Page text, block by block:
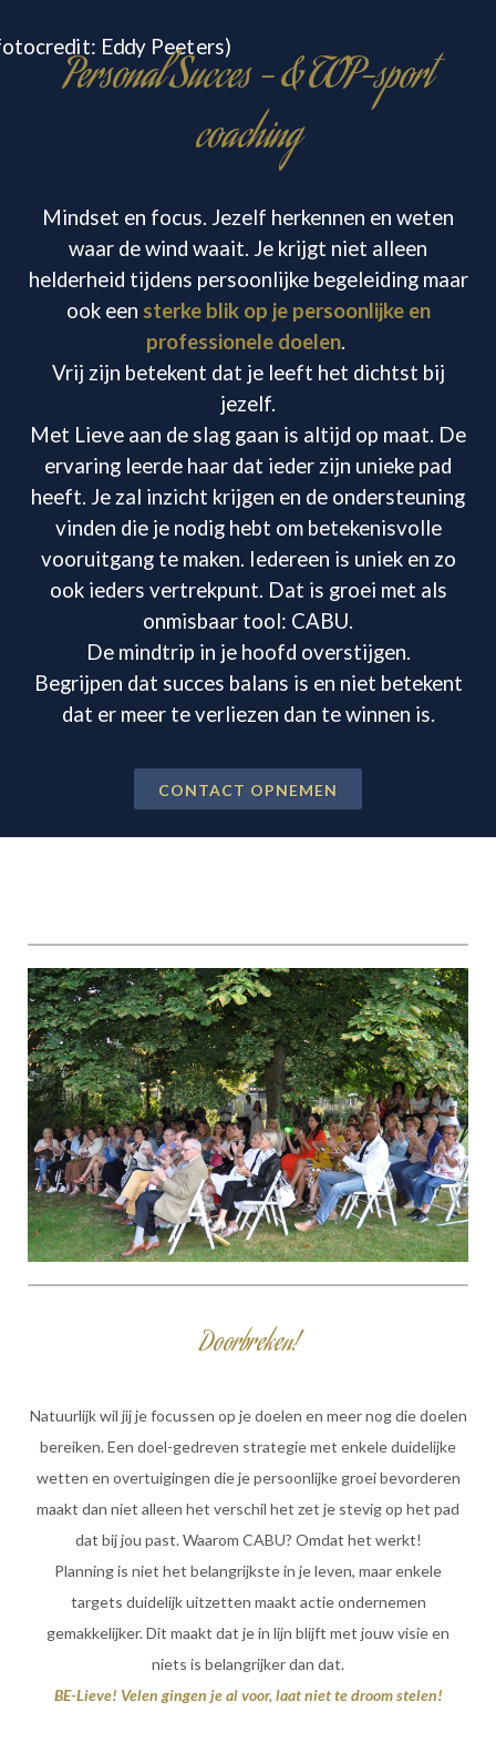
Eddy Peeters)
Personal Succes - & TOP-sport
coaching
Mindset en focus. Jezelf herkennen en weten
waar de wind waait. Je krijgt niet alleen
helderheid tijdens persoonlijke begeleiding maar
ook een sterke blik op je persoonlijke en
professionele doelen.
Vrij zijn betekent dat je leeft het dichtst bij
jezelf.
Met Lieve aan de slag gaan is altijd op maat. De
ervaring leerde haar dat ieder zijn unieke pad
heeft. Je zal inzicht krijgen en de ondersteuning
vinden die je nodig hebt om betekenisvolle
vooruitgang te maken. Iedereen is uniek en zo
ook ieders vertrekpunt. Dat is groei met als
onmisbaar tool: CABU.
De mindtrip in je hoofd overstijgen.
Begrijpen dat succes balans is en niet betekent
dat er meer te verliezen dan te winnen is.
CONTACT OPNEMEN
Doorbreken!
Natuurlijk wil jij je focussen op je doelen en meer nog die doelen
bereiken. Een doel-gedreven strategie met enkele duidelijke
wetten en overtuigingen die je persoonlijke groei bevorderen
maakt dan niet alleen het verschil het zet je stevig op het pad
dat bij jou past. Waarom CABU? Omdat het werkt!
Planning is niet het belangrijkste in je leven, maar enkele
targets duidelijk uitzetten maakt actie ondernemen
gemakkelijker. Dit maakt dat je in lijn blijft met jouw visie en
niets is belangrijker dan dat.
BE-Lieve! Velen gingen je al voor, laat niet te droom stelen!